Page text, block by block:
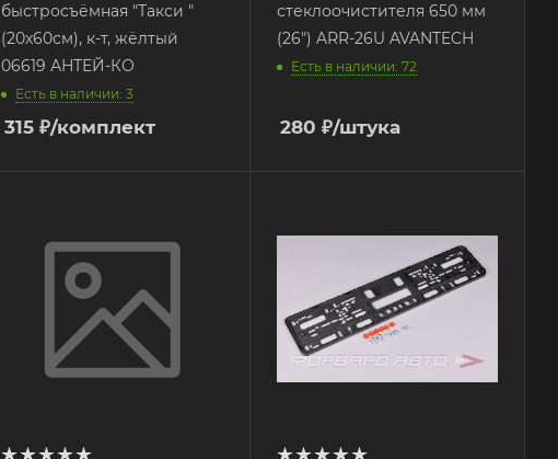
быстросъёмная "Такси "
(20х60см), к-т, жёлтый
06619 АНТЕЙ-КО
Есть в наличии: 3
315 ₽/комплект
стеклоочистителя 650 мм
(26") ARR-26U AVANTECH
Есть в наличии: 72
280 ₽/штука